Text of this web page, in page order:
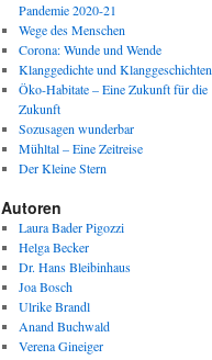
Pandemie 2020-21
Wege des Menschen
Corona: Wunde und Wende
Klanggedichte und Klanggeschichten
Öko-Habitate – Eine Zukunft für die
Zukunft
Sozusagen wunderbar
Mühltal – Eine Zeitreise
Der Kleine Stern
Autoren
Laura Bader Pigozzi
Helga Becker
Dr. Hans Bleibinhaus
Joa Bosch
Ulrike Brandl
Anand Buchwald
Verena Gineiger